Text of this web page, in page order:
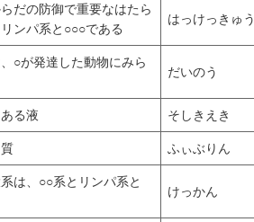
だの防御で重要なはたら
ンパ系と○○○である
はっけっきゅ
○が発達した動物にみら
だいのう
る液 そしきえき
ふぃぶりん
は、○○系とリンパ系と
けっかん